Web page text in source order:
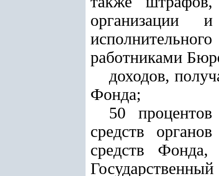
организации
работниками
доходов,
Фонда;
50
средств
средств